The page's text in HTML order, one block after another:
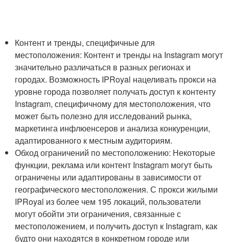
Контент и тренды, специфичные для
местоположения: Контент и тренды на Instagram могут
значительно различаться в разных регионах и
городах. Возможность IPRoyal нацеливать прокси на
уровне города позволяет получать доступ к контенту
Instagram, специфичному для местоположения, что
может быть полезно для исследований рынка,
маркетинга инфлюенсеров и анализа конкуренции,
адаптированного к местным аудиториям.
Обход ограничений по местоположению: Некоторые
функции, реклама или контент Instagram могут быть
ограничены или адаптированы в зависимости от
географического местоположения. С прокси жилыми
IPRoyal из более чем 195 локаций, пользователи
могут обойти эти ограничения, связанные с
местоположением, и получить доступ к Instagram, как
будто они находятся в конкретном городе или